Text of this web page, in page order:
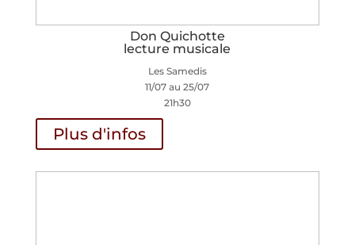
Don Quichotte
lecture musicale
Les Samedis
11/07 au 25/07
21h30
Plus d'infos